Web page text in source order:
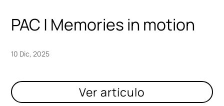
PAC | Memories in motion
10 Dic, 2025